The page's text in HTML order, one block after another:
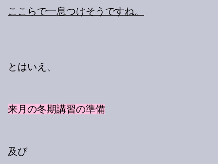
ここらで一息つけそうですね。
とはいえ、
来月の冬期講習の準備
及び